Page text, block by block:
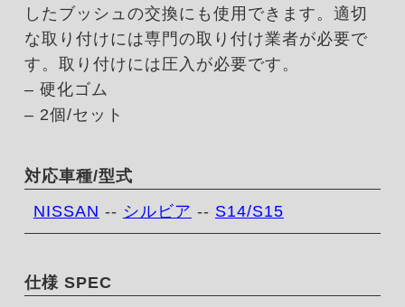
したブッシュの交換にも使用できます。適切
な取り付けには専門の取り付け業者が必要で
す。取り付けには圧入が必要です。
– 硬化ゴム
– 2個/セット
対応車種/型式
NISSAN -- シルビア -- S14/S15
仕様 SPEC